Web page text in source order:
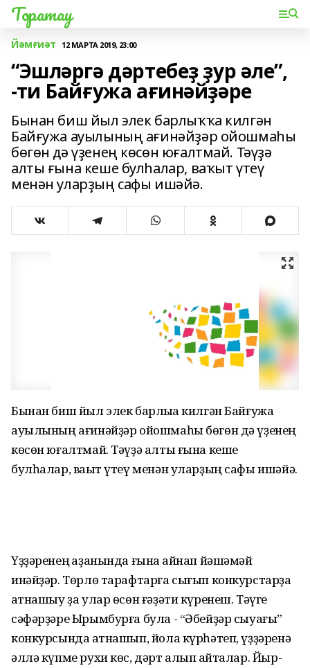
Торатау
Йәмғиәт 12 МАРТА 2019, 23:00
“Эшләргә дәртебеҙ ҙур әле”,
-ти Байғужа ағинәйҙәре
Бынан биш йыл элек барлыҡҡа килгән
Байғужа ауылының ағинәйҙәр ойошмаһы
бөгөн дә үҙенең көсөн юғалтмай. Тәүҙә
алты ғына кеше булһалар, ваҡыт үтеү
менән уларҙың сафы ишәйә.
Бынан биш йыл элек барлыҡҡа килгән Байғужа
ауылының ағинәйҙәр ойошмаһы бөгөн дә үҙенең
көсөн юғалтмай. Тәүҙә алты ғына кеше
булһалар, ваҡыт үтеү менән уларҙың сафы ишәйә.
Үҙҙәренең ҡаҙанында ғына ҡайнап йәшәмәй
инәйҙәр. Төрлө тарафтарға сығып конкурстарҙа
ҡатнашыу ҙа улар өсөн ғәҙәти күренеш. Тәүге
сәфәрҙәре Ырымбурға була - “Әбейҙәр сыуағы”
конкурсында ҡатнашып, йола күрһәтеп, үҙҙәренә
әллә күпме рухи көс, дәрт алып ҡайталар. Йыр-